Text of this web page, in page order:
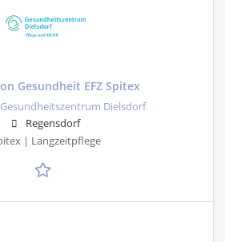
Gesundheit EFZ Spitex
Gesundheitszentrum Dielsdorf
Regensdorf
| Langzeitpflege